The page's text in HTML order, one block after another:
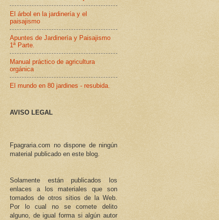
El árbol en la jardinería y el
paisajismo
Apuntes de Jardinería y Paisajismo
1ª Parte.
Manual práctico de agricultura
orgánica
El mundo en 80 jardines - resubida.
AVISO LEGAL
Fpagraria.com no dispone de ningún
material publicado en este blog.
Solamente están publicados los
enlaces a los materiales que son
tomados de otros sitios de la Web.
Por lo cual no se comete delito
alguno, de igual forma si algún autor